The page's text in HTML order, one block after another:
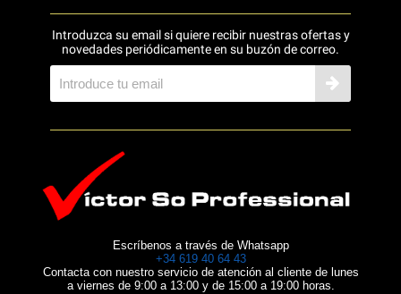
Introduzca su email si quiere recibir nuestras ofertas y
novedades periódicamente en su buzón de correo.
Escríbenos a través de Whatsapp
+34 619 40 64 43
Contacta con nuestro servicio de atención al cliente de lunes
a viernes de 9:00 a 13:00 y de 15:00 a 19:00 horas.